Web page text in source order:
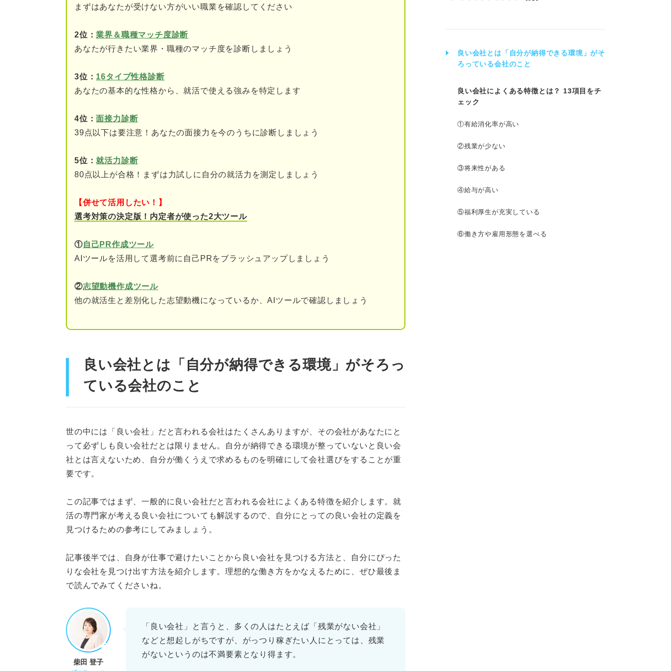
⑤福利厚生が充実している
⑦キャリアアップしやすい
⑧離職率が低い
⑨一人ひとりに裁量が与えられている
⑫実力次第で評価される
就活の専門家に聞いてみた！ キャリアコンサルタントが考える良い会社とは？
採用経験を通してさまざまな経歴を見てきた渡部さんが考える良い会社
プライベートが削られるのを避けたいタイプの場合
労働時間や場所を制限されるのを避けたいタイプの場合
年功序列で横並びの評価をされるのを避けたいタイプの場合
②会社調査：あらゆる手段で気になる会社の情報を収集する
③情報整理：収集した会社情報を深掘りして理想と照らし合わせる
良い会社を見つけただけでは入れないかも！ 選考に挑むための心構え
会社選びに関するQ&A！ ほかの人の不安や悩みからもヒントを得よう
まずはあなたが受けない方がいい職業を確認してください
2位：業界＆職種マッチ度診断
あなたが行きたい業界・職種のマッチ度を診断しましょう
3位： 16タイプ性格診断
あなたの基本的な性格から、就活で使える強みを特定します
4位：面接力診断
39点以下は要注意！あなたの面接力を今のうちに診断しましょう
5位：就活力診断
80点以上が合格！まずは力試しに自分の就活力を測定しましょう
【併せて活用したい！】
選考対策の決定版！内定者が使った2大ツール
①自己PR作成ツール
AIツールを活用して選考前に自己PRをブラッシュアップしましょう
②志望動機作成ツール
他の就活生と差別化した志望動機になっているか、AIツールで確認しましょう
良い会社とは「自分が納得できる環境」がそろっ
ている会社のこと
世の中には「良い会社」だと言われる会社はたくさんありますが、その会社があなたにと
って必ずしも良い会社だとは限りません。自分が納得できる環境が整っていないと良い会
社とは言えないため、自分が働くうえで求めるものを明確にして会社選びをすることが重
要です。
この記事ではまず、一般的に良い会社だと言われる会社によくある特徴を紹介します。就
活の専門家が考える良い会社についても解説するので、自分にとっての良い会社の定義を
見つけるための参考にしてみましょう。
記事後半では、自身が仕事で避けたいことから良い会社を見つける方法と、自分にぴった
りな会社を見つけ出す方法を紹介します。理想的な働き方をかなえるために、ぜひ最後ま
で読んでみてくださいね。
柴田 登子
「良い会社」と言うと、多くの人はたとえば「残業がない会社」
などと想起しがちですが、がっつり稼ぎたい人にとっては、残業
がないというのは不満要素となり得ます。
良い会社とは「自分が納得できる環境」がそ
ろっている会社のこと
良い会社によくある特徴とは？ 13項目をチ
ェック
①有給消化率が高い
②残業が少ない
③将来性がある
④給与が高い
⑤福利厚生が充実している
⑥働き方や雇用形態を選べる